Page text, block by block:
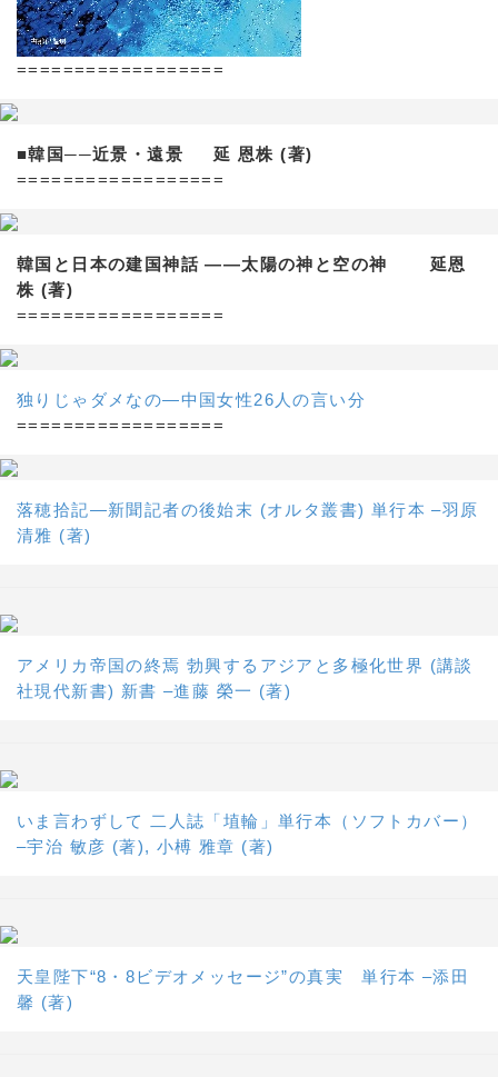
==================
■韓国──近景・遠景 延 恩株 (著)
==================
韓国と日本の建国神話 ——太陽の神と空の神 延恩
株 (著)
==================
独りじゃダメなの―中国女性26人の言い分
==================
落穂拾記―新聞記者の後始末 (オルタ叢書) 単行本 –羽原
清雅 (著)
アメリカ帝国の終焉 勃興するアジアと多極化世界 (講談
社現代新書) 新書 –進藤 榮一 (著)
いま言わずして 二人誌「埴輪」単行本（ソフトカバー）
–宇治 敏彦 (著), 小榑 雅章 (著)
天皇陛下“8・8ビデオメッセージ”の真実 単行本 –添田
馨 (著)